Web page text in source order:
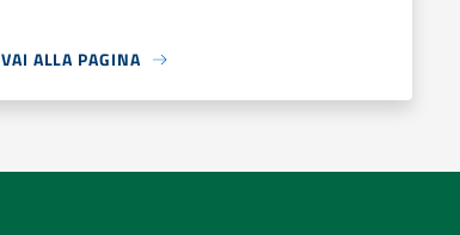
VAI ALLA PAGINA